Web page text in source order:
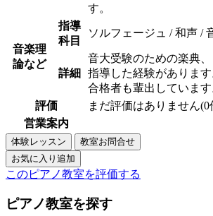
す。
音楽理
論など
指導
科目
ソルフェージュ / 和声 /
詳細
音大受験のための楽典
指導した経験があります
合格者も輩出しています
評価
まだ評価はありません(0
営業案内
このピアノ教室を評価する
ピアノ教室を探す